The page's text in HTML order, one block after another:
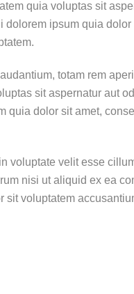
quia voluptas sit
ipsum quia
totam rem
sit aspernatur aut
dolor sit amet,
voluptate velit esse
nisi ut aliquid ex ea
voluptatem